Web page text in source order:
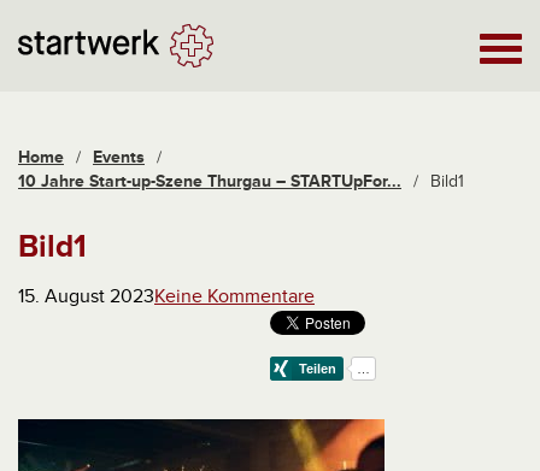
Home / Events /
10 Jahre Start-up-Szene Thurgau – STARTUpFor...
/ Bild1
Bild1
15. August 2023Keine Kommentare